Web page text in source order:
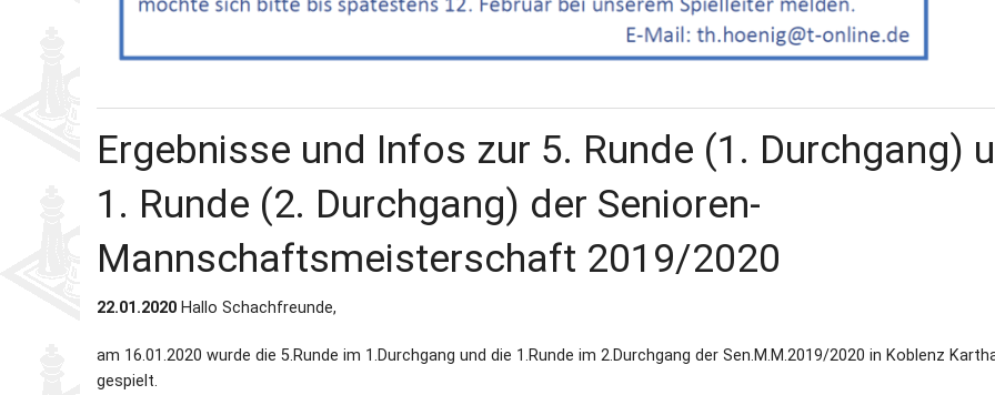
Ergebnisse und Infos zur 5. Runde (1. Durchgang)
1. Runde (2. Durchgang) der Senioren-
Mannschaftsmeisterschaft 2019/2020
22.01.2020 Hallo Schachfreunde,
am 16.01.2020 wurde die 5.Runde im 1.Durchgang und die 1.Runde im 2.Durchgang der Sen.M.M.2019/2020 in Koblenz
gespielt.